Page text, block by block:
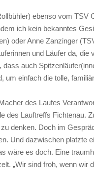
ebenso vom
ich kein bekanntes
oder Anne Zanzinger
und Läufer da,
auch
um einfach die tolle,
des Laufes
des Lauftreffs
denken. Doch im
Und dazwischen platzte
wäre es doch. Eine
„Wir sind froh, wenn